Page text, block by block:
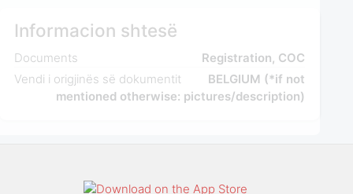
Informacion shtesë
Documents
Registration, COC
Vendi i origjinës së dokumentit
BELGIUM (*if not
mentioned otherwise: pictures/description)